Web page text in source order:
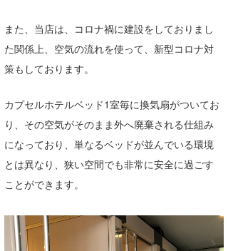
また、当店は、コロナ禍に建設をしておりまし
た関係上、空気の流れを使って、新型コロナ対
策もしております。
カプセルホテルベッド1室毎に換気扇がついてお
り、その空気がそのまま外へ廃棄される仕組み
になっており、単なるベッドが並んでいる環境
とは異なり、狭い空間でも非常に安全に過ごす
ことができます。
Mr.K
chappy
Romisea